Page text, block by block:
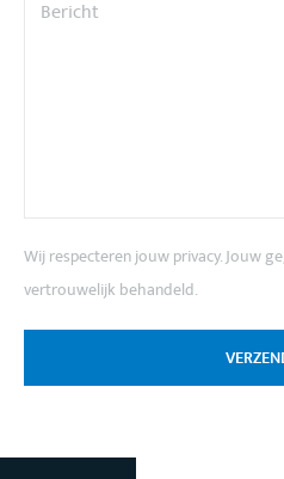
Wij respecteren jouw privacy. Jouw
vertrouwelijk behandeld.